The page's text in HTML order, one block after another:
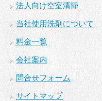
法人向け空室清掃
当社使用洗剤について
料金一覧
会社案内
問合せフォーム
サイトマップ